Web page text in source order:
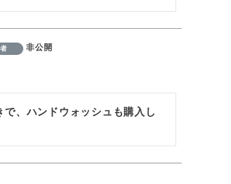
非公開
、ハンドウォッシュも購入し